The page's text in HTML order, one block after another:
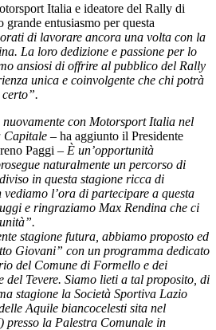
Italia e ideatore del Rally di
grande entusiasmo per questa
di lavorare ancora una volta con la
La loro dedizione e passione per lo
ansiosi di offrire al pubblico del Rally
unica e coinvolgente che chi potrà
con Motorsport Italia nel
Capitale – ha aggiunto il Presidente
Paggi – È un’opportunità
naturalmente un percorso di
in questa stagione ricca di
l’ora di partecipare a questa
e ringraziamo Max Rendina che ci
stagione futura, abbiamo proposto ed
Giovani” con un programma dedicato
del Comune di Formello e dei
Tevere. Siamo lieti a tal proposito, di
stagione la Società Sportiva Lazio
Aquile biancocelesti sita nel
la Palestra Comunale in